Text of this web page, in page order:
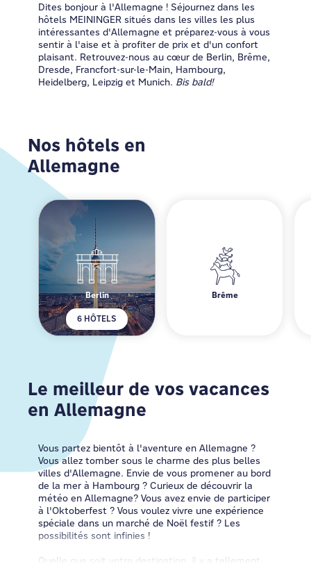
Dites bonjour à l'Allemagne ! Séjournez dans les
hôtels MEININGER situés dans les villes les plus
intéressantes d'Allemagne et préparez-vous à vous
sentir à l'aise et à profiter de prix et d'un confort
plaisant. Retrouvez-nous au cœur de Berlin, Brême,
Dresde, Francfort-sur-le-Main, Hambourg,
Heidelberg, Leipzig et Munich. Bis bald!
Nos hôtels en
Allemagne
Berlin
6 HÔTELS
Brême
Le meilleur de vos vacances
en Allemagne
Vous partez bientôt à l'aventure en Allemagne ?
Vous allez tomber sous le charme des plus belles
villes d'Allemagne. Envie de vous promener au bord
de la mer à Hambourg ? Curieux de découvrir la
météo en Allemagne? Vous avez envie de participer
à l'Oktoberfest ? Vous voulez vivre une expérience
spéciale dans un marché de Noël festif ? Les
possibilités sont infinies !
Quelle que soit votre destination, il y a tellement